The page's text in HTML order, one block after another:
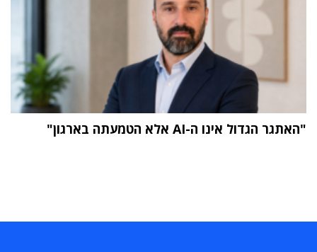
"האתגר הגדול אינו ה-AI אלא הטמעתה בארגון"